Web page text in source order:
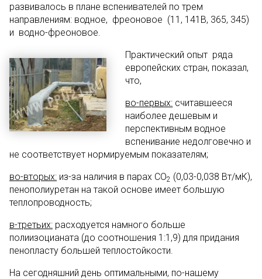
развивалось в плане вспенивателей по трем
направлениям: водное, фреоновое (11, 141В, 365, 345)
и водно-фреоновое.
Практический опыт ряда
европейских стран, показал,
что,
во-первых: считавшееся
наиболее дешевым и
перспективным водное
вспенивание недолговечно и
не соответствует нормируемым показателям;
во-вторых: из-за наличия в парах СО2 (0,03-0,038 Вт/мК),
пенополиуретан на такой основе имеет большую
теплопроводность;
в-третьих: расходуется намного больше
полиизоцианата (до соотношения 1:1,9) для придания
пенопласту большей теплостойкости.
На сегодняшний день оптимальными, по-нашему